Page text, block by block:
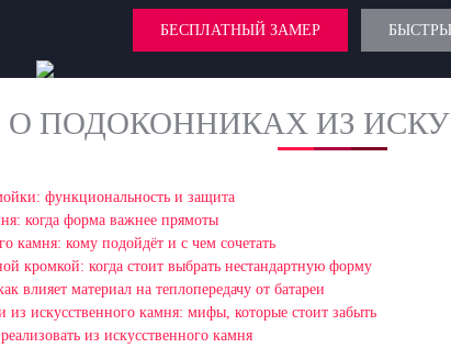
БЕСПЛАТНЫЙ ЗАМЕР
О ПОДОКОННИКАХ ИЗ
функциональность и защита
когда форма важнее прямоты
камня: кому подойдёт и с чем сочетать
кромкой: когда стоит выбрать нестандартную форму
влияет материал на теплопередачу от батареи
искусственного камня: мифы, которые стоит забыть
из искусственного камня